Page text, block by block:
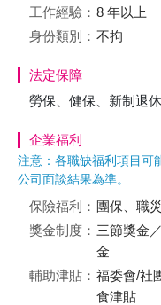
工作經驗： 8 年以上
身份類別： 不拘
法定保障
勞保、健保、新制退
企業福利
注意：各職缺福利項目可
公司面談結果為準。
保險福利： 團保、職
獎金制度： 三節獎金
金
輔助津貼： 福委會/社
食津貼